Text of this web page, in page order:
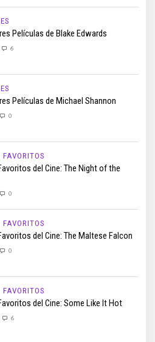
Películas de Blake Edwards
6
Películas de Michael Shannon
0
del Cine: The Night of the
0
del Cine: The Maltese Falcon
0
del Cine: Some Like It Hot
6